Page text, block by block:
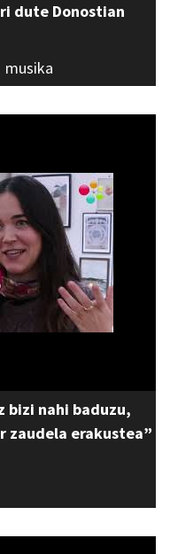
dute Donostian
musika
bizi nahi baduzu,
zaudela erakustea”